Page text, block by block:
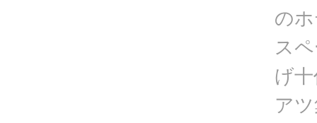
の
ス
げ
ア